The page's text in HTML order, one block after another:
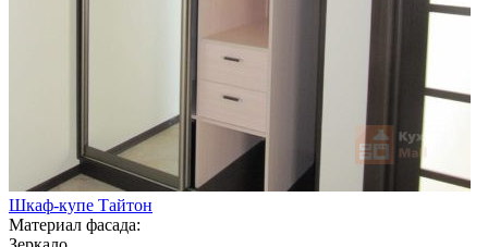
Шкаф-купе Тайтон
Материал фасада: